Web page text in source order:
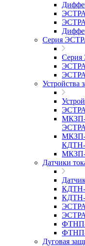
Серия
Устройства
МКЗП-
МКЗП-
КДТН-
Датчики
КДТН-
КДТН-
Дуговая